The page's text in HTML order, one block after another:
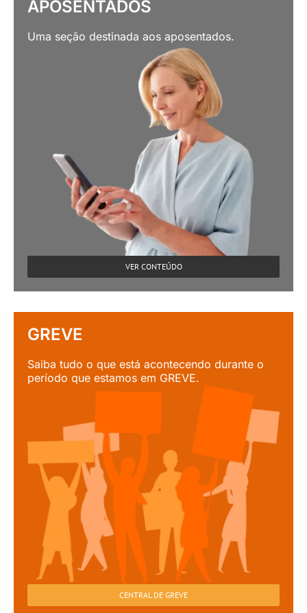
APOSENTADOS
Uma seção destinada aos aposentados.
VER CONTEÚDO
GREVE
Saiba tudo o que está acontecendo durante o
período que estamos em GREVE.
CENTRAL DE GREVE